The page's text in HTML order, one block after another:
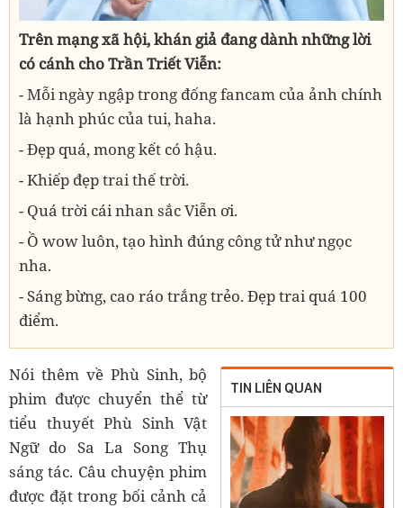
Trên mạng xã hội, khán giả đang dành những lời
có cánh cho Trần Triết Viễn:
- Mỗi ngày ngập trong đống fancam của ảnh chính
là hạnh phúc của tui, haha.
- Đẹp quá, mong kết có hậu.
- Khiếp đẹp trai thế trời.
- Quá trời cái nhan sắc Viễn ơi.
- Ồ wow luôn, tạo hình đúng công tử như ngọc
nha.
- Sáng bừng, cao ráo trắng trẻo. Đẹp trai quá 100
điểm.
TIN LIÊN QUAN
Nói thêm về Phù Sinh, bộ
phim được chuyển thể từ
tiểu thuyết Phù Sinh Vật
Ngữ do Sa La Song Thụ
sáng tác. Câu chuyện phim
được đặt trong bối cảnh cả